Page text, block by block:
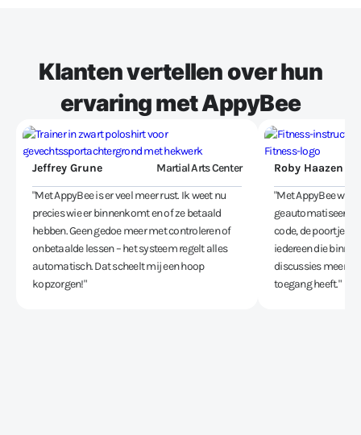
Klanten vertellen over hun
ervaring met AppyBee
Jeffrey Grune
Martial Arts Center
"Met AppyBee is er veel meer rust. Ik weet nu
precies wie er binnenkomt en of ze betaald
hebben. Geen gedoe meer met controleren of
onbetaalde lessen – het systeem regelt alles
automatisch. Dat scheelt mij een hoop
kopzorgen!"
Roby Haazen
"Met AppyBee
geautomatiseerd.
code, de poortjes
iedereen die
discussies meer
toegang heeft."